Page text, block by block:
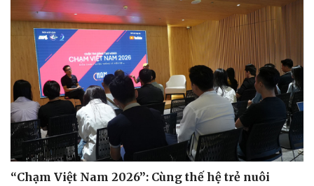
“Chạm Việt Nam 2026”: Cùng thế hệ trẻ nuôi